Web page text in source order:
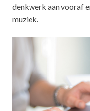
denkwerk aan vooraf
muziek.